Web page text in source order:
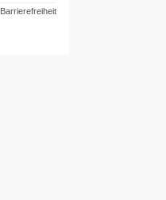
Barrierefreiheit